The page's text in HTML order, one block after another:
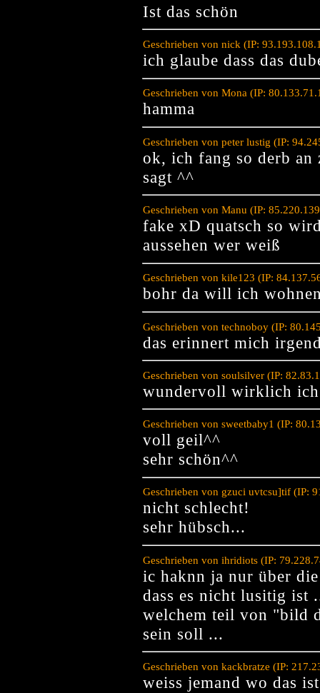
Ist das schön
Geschrieben von nick (IP:
ich glaube dass das
Geschrieben von Mona (IP:
hamma
Geschrieben von peter lustig (IP:
ok, ich fang so derb an
sagt ^^
Geschrieben von Manu (IP:
fake xD quatsch so
aussehen wer weiß
Geschrieben von kile123 (IP:
bohr da will ich
Geschrieben von technoboy (IP:
das erinnert mich
Geschrieben von soulsilver (IP:
wundervoll wirklich ich
Geschrieben von sweetbaby1 (IP:
voll geil^^
sehr schön^^
Geschrieben von gzuci uvtcsu]tif (IP:
nicht schlecht!
sehr hübsch...
Geschrieben von ihridiots (IP:
ic haknn ja nur über
dass es nicht lusitig ist
welchem teil von "bild
sein soll ...
Geschrieben von kackbratze (IP:
weiss jemand wo das